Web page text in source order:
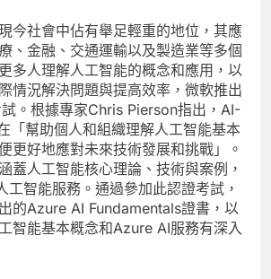
今社會中佔有舉足輕重的地位，其應
、金融、交通運輸以及製造業等多個
多人理解人工智能的概念和應用，以
情況解決問題與提高效率，微軟推出
。根據專家Chris Pierson指出，AI-
「幫助個人和組織理解人工智能基本
更好地應對未來技術發展和挑戰」。
蓋人工智能核心理論、技術與案例，
工智能服務。通過參加此認證考試，
的Azure AI Fundamentals證書，以
智能基本概念和Azure AI服務有深入